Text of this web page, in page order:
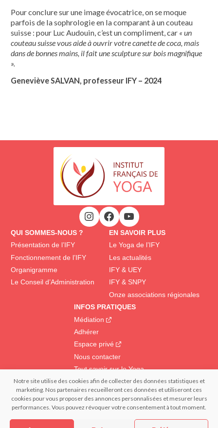
Notre site utilise des cookies afin de collecter des données statistiques et
marketing. Nos partenaires recueilleront ces données et utiliseront ces
cookies pour vous proposer des annonces personnalisées et mesurer leurs
performances. Vous pouvez révoquer votre consentement à tout moment.
Pour conclure sur une image évocatrice, on se moque
parfois de la sophrologie en la comparant à un couteau
suisse : pour Luc Audouin, c’est un compliment, car « un
couteau suisse vous aide à ouvrir votre canette de coca, mais
dans de bonnes mains, il fait une sculpture sur bois magnifique
».
Geneviève SALVAN, professeur IFY – 2024
QUI SOMMES-NOUS ?
Présentation de l’IFY
Fonctionnement de l’IFY
Organigramme
Le Conseil d’Administration
EN SAVOIR PLUS
Le Yoga de l’IFY
Les actualités
IFY & UEY
IFY & SNPY
Onze associations régionales
INFOS PRATIQUES
Médiation
Adhérer
Espace privé
Nous contacter
Tout savoir sur le Yoga
© 2022 IFY Institut Français du Yoga | Tous droits réservés – Reproduction
interdite | Réalisation : – FRANCECOM, Agence digitale
Confidentialité et données personnelles Mentions légales
Politique de cookies (EU)